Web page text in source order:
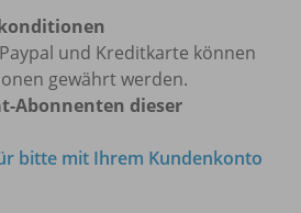
und Kreditkarte können
gewährt werden.
Abonnenten dieser
bitte mit Ihrem Kundenkonto